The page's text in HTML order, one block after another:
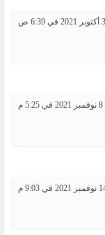
6:39 ص
8 نوفمبر 2021 في 5:25 م
في 9:03 م